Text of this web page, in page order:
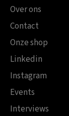
Over ons
Contact
Onze shop
Linkedin
Instagram
Events
Interviews